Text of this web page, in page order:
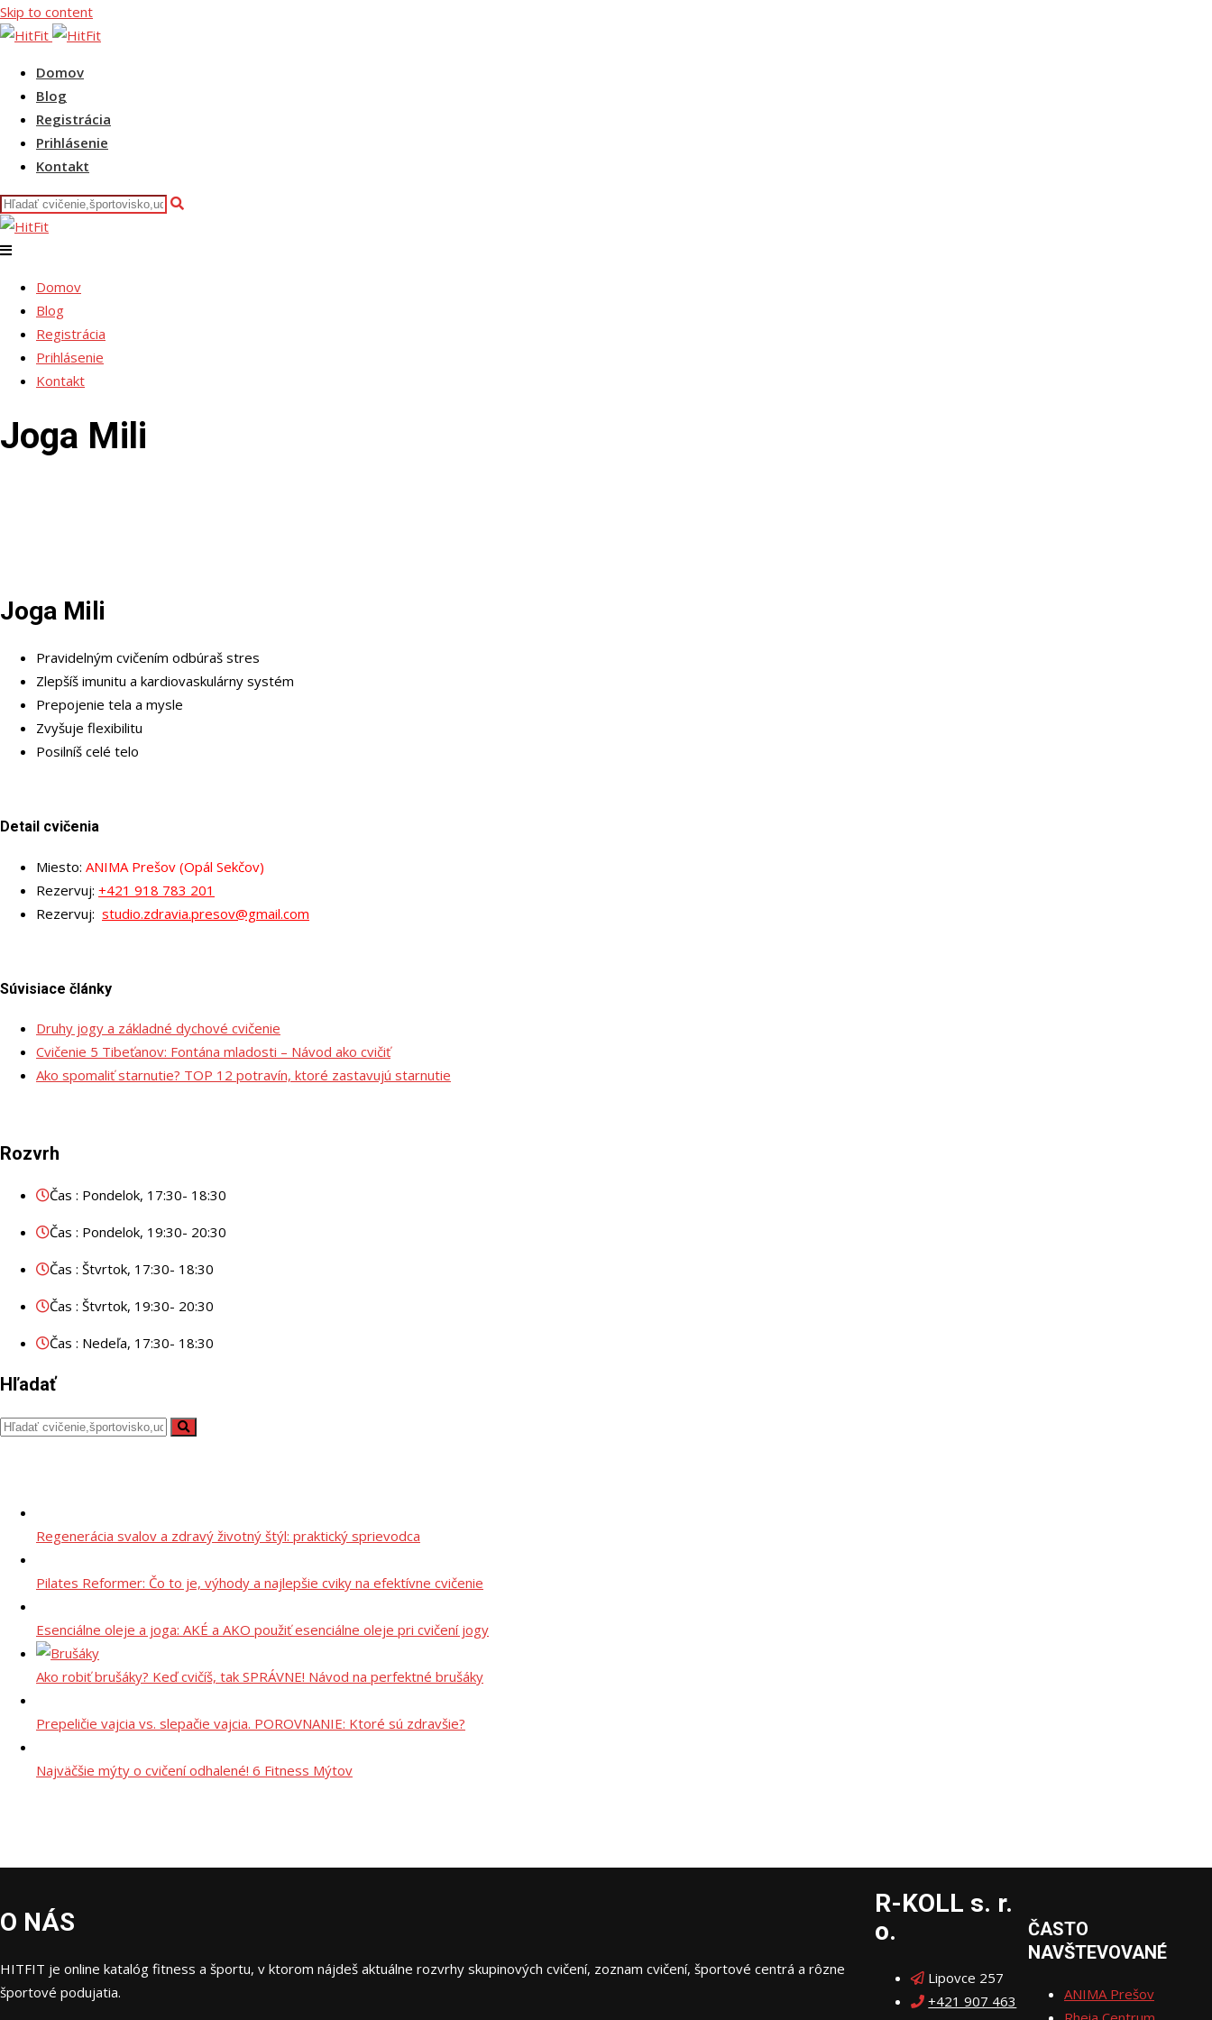
Skip to content
Domov
Blog
Registrácia
Prihlásenie
Kontakt
Domov
Blog
Registrácia
Prihlásenie
Kontakt
Joga Mili
Joga Mili
Pravidelným cvičením odbúraš stres
Zlepšíš imunitu a kardiovaskulárny systém
Prepojenie tela a mysle
Zvyšuje flexibilitu
Posilníš celé telo
Detail cvičenia
Miesto: ANIMA Prešov (Opál Sekčov)
Rezervuj: +421 918 783 201
Rezervuj: studio.zdravia.presov@gmail.com
Súvisiace články
Druhy jogy a základné dychové cvičenie
Cvičenie 5 Tibeťanov: Fontána mladosti – Návod ako cvičiť
Ako spomaliť starnutie? TOP 12 potravín, ktoré zastavujú starnutie
Rozvrh
Čas : Pondelok, 17:30- 18:30
Čas : Pondelok, 19:30- 20:30
Čas : Štvrtok, 17:30- 18:30
Čas : Štvrtok, 19:30- 20:30
Čas : Nedeľa, 17:30- 18:30
Hľadať
Regenerácia svalov a zdravý životný štýl: praktický sprievodca
Pilates Reformer: Čo to je, výhody a najlepšie cviky na efektívne cvičenie
Esenciálne oleje a joga: AKÉ a AKO použiť esenciálne oleje pri cvičení jogy
Ako robiť brušáky? Keď cvičíš, tak SPRÁVNE! Návod na perfektné brušáky
Prepeličie vajcia vs. slepačie vajcia. POROVNANIE: Ktoré sú zdravšie?
Najväčšie mýty o cvičení odhalené! 6 Fitness Mýtov
O NÁS
HITFIT je online katalóg fitness a športu, v ktorom nájdeš aktuálne rozvrhy skupinových cvičení, zoznam cvičení, športové centrá a rôzne
športové podujatia.
R-KOLL s. r.
o.
Lipovce 257
+421 907 463
ČASTO
NAVŠTEVOVANÉ
ANIMA Prešov